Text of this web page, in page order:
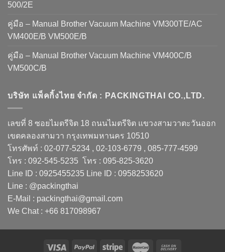
500/2E
คู่มือ – Manual Brother Vacuum Machine VM300TE/AC
VM400E/B VM500E/B
คู่มือ – Manual Brother Vacuum Machine VM400C/B
VM500C/B
บริษัท แพ็คกิ้งไทย จำกัด : PACKINGTHAI CO.,LTD.
เลขที่ 8 ซอยไมตรีจิต 18 ถนนไมตรีจิต แขวงสามวาตะวันออก
เขตคลองสามวา กรุงเทพมหานคร 10510
โทรศัพท์ : 02-077-5234 , 02-103-6779 , 085-777-4599
โทร : 092-545-5235 โทร : 095-825-3620
Line ID : 0925455235 Line ID : 0958253620
Line : @packingthai
E-Mail : packingthai@gmail.com
We Chat : +66 817098967